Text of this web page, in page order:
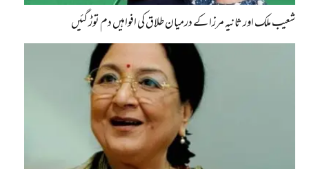
شعیب ملک اور ثانیہ مرزا کے درمیان طلاق کی افواہیں دم توڑ گئیں